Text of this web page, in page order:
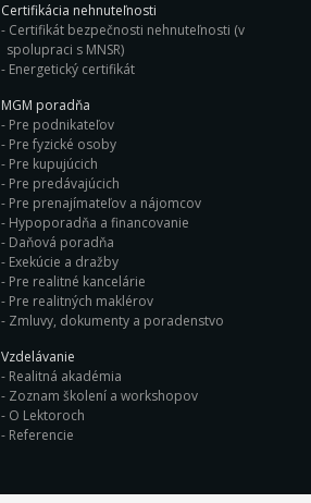
Certifikácia nehnuteľnosti
Certifikát bezpečnosti nehnuteľnosti (v
spolupraci s MNSR)
Energetický certifikát
MGM poradňa
Pre podnikateľov
Pre fyzické osoby
Pre kupujúcich
Pre predávajúcich
Pre prenajímateľov a nájomcov
Hypoporadňa a financovanie
Daňová poradňa
Exekúcie a dražby
Pre realitné kancelárie
Pre realitných maklérov
Zmluvy, dokumenty a poradenstvo
Vzdelávanie
Realitná akadémia
Zoznam školení a workshopov
O Lektoroch
Referencie